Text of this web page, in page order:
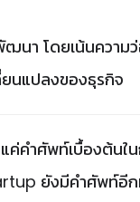
นา โดยเน้นความว่
นแปลงของธุรกิจ
ค่คำศัพท์เบื้องต้นใ
ยังมีคำศัพท์อีก